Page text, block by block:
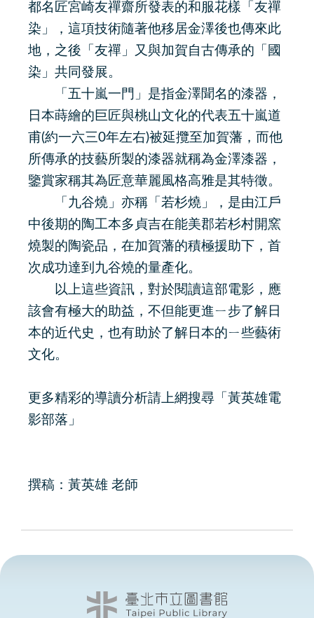
都名匠宮崎友禪齋所發表的和服花樣「友禪
染」，這項技術隨著他移居金澤後也傳來此
地，之後「友禪」又與加賀自古傳承的「國
染」共同發展。
「五十嵐一門」是指金澤聞名的漆器，
日本蒔繪的巨匠與桃山文化的代表五十嵐道
甫(約一六三0年左右)被延攬至加賀藩，而他
所傳承的技藝所製的漆器就稱為金澤漆器，
鑒賞家稱其為匠意華麗風格高雅是其特徵。
「九谷燒」亦稱「若杉燒」，是由江戶
中後期的陶工本多貞吉在能美郡若杉村開窯
燒製的陶瓷品，在加賀藩的積極援助下，首
次成功達到九谷燒的量產化。
以上這些資訊，對於閱讀這部電影，應
該會有極大的助益，不但能更進ㄧ步了解日
本的近代史，也有助於了解日本的ㄧ些藝術
文化。
更多精彩的導讀分析請上網搜尋「黃英雄電
影部落」
撰稿：黃英雄 老師